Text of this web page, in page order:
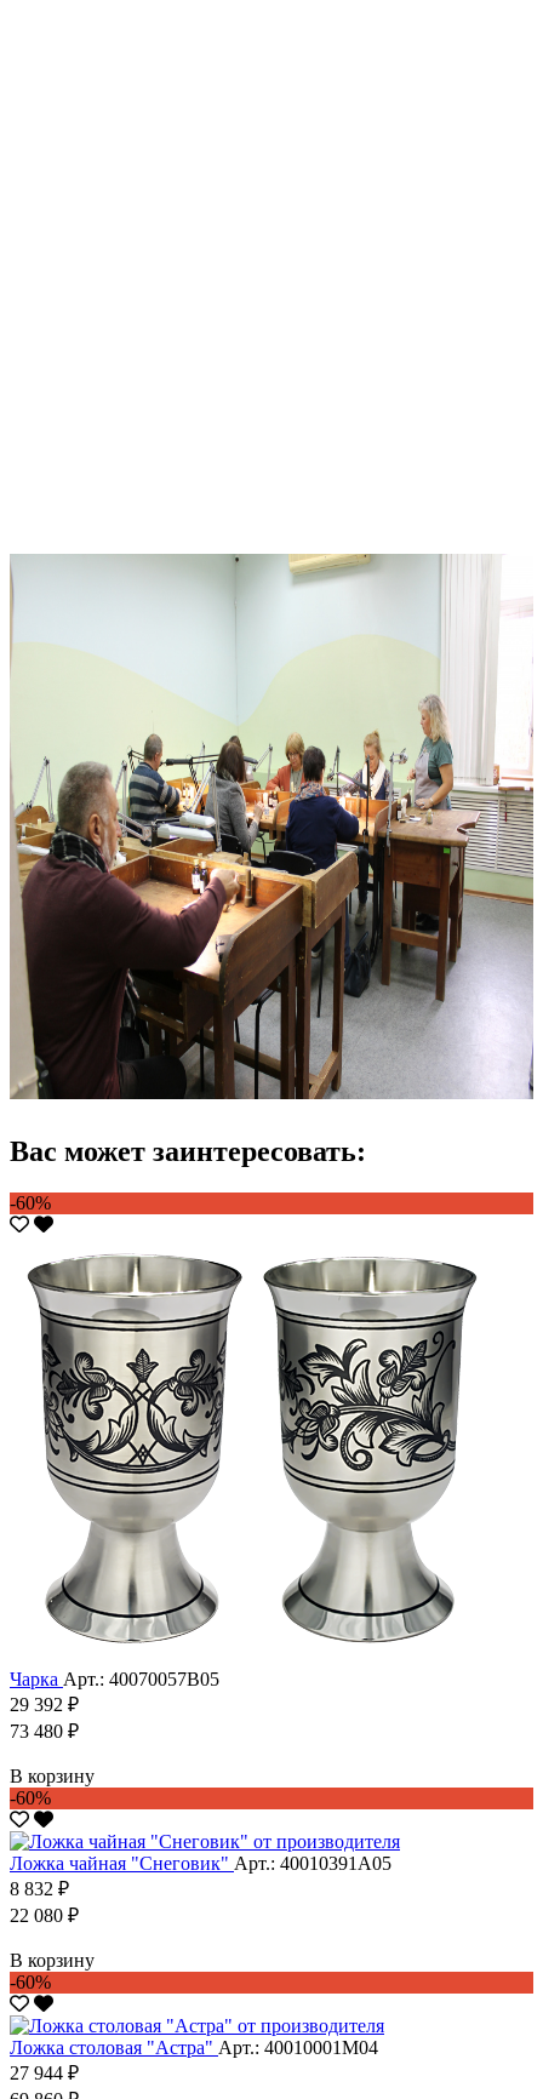
Вас может заинтересовать:
-60%
Чарка Арт.: 40070057В05
29 392 ₽
73 480 ₽
В корзину
-60%
Ложка чайная "Снеговик" Арт.: 40010391А05
8 832 ₽
22 080 ₽
В корзину
-60%
Ложка столовая "Астра" Арт.: 40010001М04
27 944 ₽